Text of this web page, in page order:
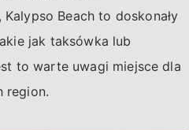
Beach to doskonały
jak taksówka lub
to warte uwagi miejsce dla
region.